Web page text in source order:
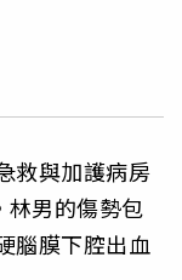
救與加護病房
男的傷勢包
腦膜下腔出血